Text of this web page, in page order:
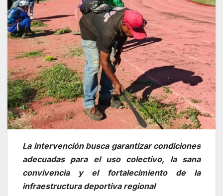
La intervención busca garantizar condiciones
adecuadas para el uso colectivo, la sana
convivencia y el fortalecimiento de la
infraestructura deportiva regional